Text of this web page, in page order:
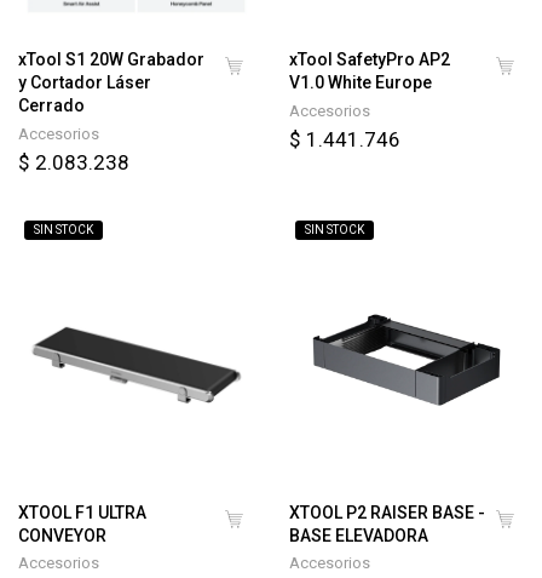
xTool S1 20W Grabador
y Cortador Láser
Cerrado
Accesorios
$ 2.083.238
xTool SafetyPro AP2
V1.0 White Europe
Accesorios
$ 1.441.746
SIN STOCK
XTOOL F1 ULTRA
CONVEYOR
Accesorios
SIN STOCK
XTOOL P2 RAISER BASE -
BASE ELEVADORA
Accesorios